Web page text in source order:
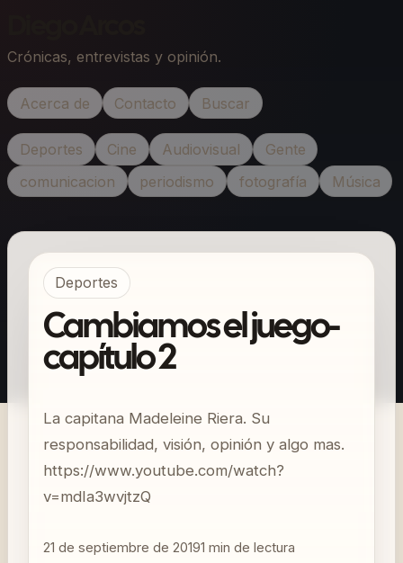
Crónicas, entrevistas y opinión.
Acerca de Contacto Buscar
Deportes Cine Audiovisual
Gente
comunicacion
periodismo fotografía Música
Deportes
Cambiamos el juego-
capítulo 2
La capitana Madeleine Riera. Su
responsabilidad, visión, opinión y algo mas.
https://www.youtube.com/watch?
v=mdIa3wvjtzQ
21 de septiembre de 20191 min de lectura